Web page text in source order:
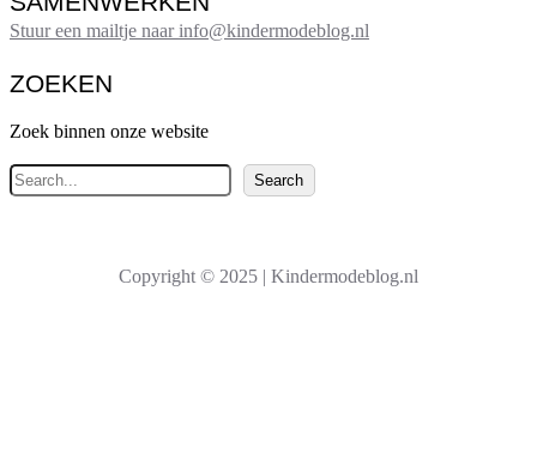
Stuur een mailtje naar info@kindermodeblog.nl
ZOEKEN
Zoek binnen onze website
Z
o
e
Search
Copyright © 2025 | Kindermodeblog.nl